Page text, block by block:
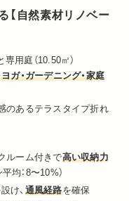
【自然素材リノベー
用庭（10.50㎡）
ガ・ガーデニング・家庭
のあるテラスタイプ折れ
ルーム付きで高い収納力
均：8〜10%）
け、 通風経路を確保